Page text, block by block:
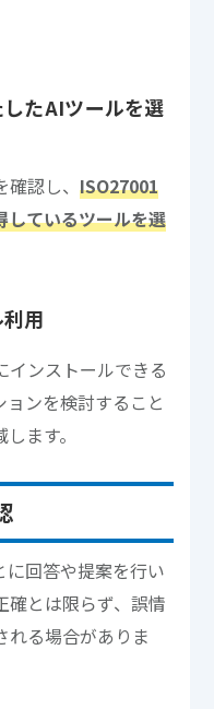
たAIツールを選
確認し、ISO27001
しているツールを選
用
インストールできる
ンを検討すること
ます。
回答や提案を行い
確とは限らず、誤情
れる場合がありま